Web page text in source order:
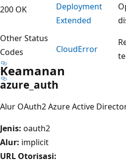
200 OK
Deployment
Extended
Other Status
Codes
CloudError
Keamanan
azure_auth
Alur OAuth2 Azure Active
Jenis: oauth2
Alur: implicit
URL Otorisasi: